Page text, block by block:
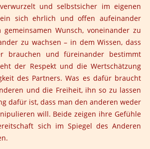
und selbstsicher im eigenen
sich ehrlich und offen aufeinander
Wunsch, voneinander zu
zu wachsen – in dem Wissen, dass
brauchen und füreinander bestimmt
der Respekt und die Wertschätzung
des Partners. Was es dafür braucht
und die Freiheit, ihn so zu lassen
dafür ist, dass man den anderen weder
will. Beide zeigen ihre Gefühle
sich im Spiegel des Anderen